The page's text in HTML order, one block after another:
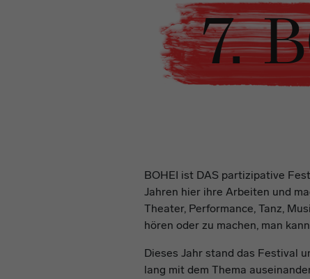
7.
BOHEI ist DAS partizipative
Jahren hier ihre Arbeiten und
Theater, Performance, Tanz,
hören oder zu machen, man
Dieses Jahr stand das Festival
lang mit dem Thema